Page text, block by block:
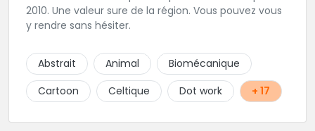
2010. Une valeur sure de la région. Vous pouvez vous
y rendre sans hésiter.
Abstrait Animal
Biomécanique
Cartoon
Celtique Dot work + 17